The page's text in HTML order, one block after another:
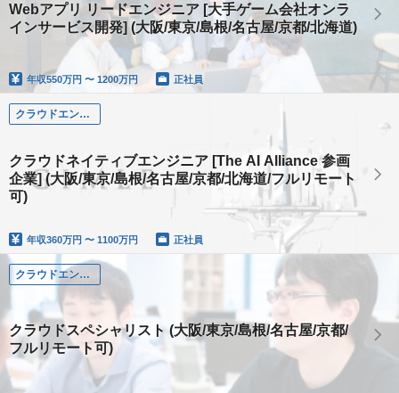
Webアプリ リードエンジニア [大手ゲーム会社オンラ
インサービス開発] (大阪/東京/島根/名古屋/京都/北海道)
年収550万円 〜 1200万円 正社員
クラウドエンジニア
クラウドネイティブエンジニア [The AI Alliance 参画
企業] (大阪/東京/島根/名古屋/京都/北海道/フルリモート
可)
年収360万円 〜 1100万円 正社員
クラウドエンジニア
クラウドスペシャリスト (大阪/東京/島根/名古屋/京都/
フルリモート可)